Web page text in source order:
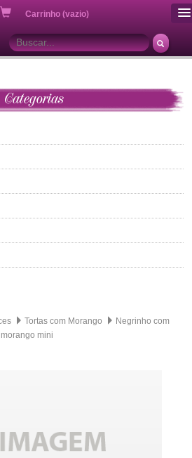
Carrinho (vazio)
Categorias
Tortas com Morango
Negrinho com
morango mini